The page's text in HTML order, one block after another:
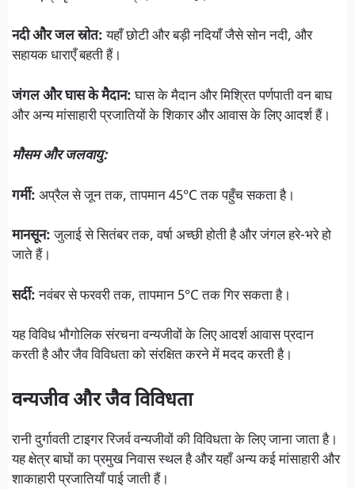
नदी और जल स्रोत:यहाँ छोटी और बड़ी नदियाँ जैसे सोन नदी, और
सहायक धाराएँ बहती हैं।
जंगल और घास के मैदान:घास के मैदान और मिश्रित पर्णपाती वन बाघ
और अन्य मांसाहारी प्रजातियों के शिकार और आवास के लिए आदर्श हैं।
मौसम और जलवायु:
गर्मी: अप्रैल से जून तक, तापमान 45°C तक पहुँच सकता है।
मानसून:जुलाई से सितंबर तक, वर्षा अच्छी होती है और जंगल हरे-भरे हो
जाते हैं।
सर्दी:नवंबर से फरवरी तक, तापमान 5°C तक गिर सकता है।
यह विविध भौगोलिक संरचना वन्यजीवों के लिए आदर्श आवास प्रदान
करती है और जैव विविधता को संरक्षित करने में मदद करती है।
वन्यजीव और जैव विविधता
रानी दुर्गावती टाइगर रिजर्व वन्यजीवों की विविधता के लिए जाना जाता है।
यह क्षेत्र बाघों का प्रमुख निवास स्थल है और यहाँ अन्य कई मांसाहारी और
शाकाहारी प्रजातियाँ पाई जाती हैं।